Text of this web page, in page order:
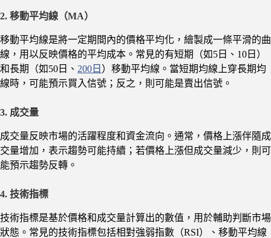
2. 移動平均線（MA）
移動平均線是將一定期間內的價格平均化，繪製成一條平滑的曲
線，用以反映價格的平均成本。常見的有短期（如5日、10日）
和長期（如50日、 200日 ）移動平均線。當短期均線上穿長期均
線時，可能預示買入信號；反之，則可能是賣出信號。
3. 成交量
成交量反映市場的活躍程度和資金流向。通常，價格上漲伴隨成
交量增加，表示趨勢可能持續；若價格上漲但成交量減少，則可
能預示趨勢反轉。
4. 技術指標
技術指標是基於價格和成交量計算出的數值，用於輔助判斷市場
狀態。常見的技術指標包括相對強弱指數（RSI）、移動平均線